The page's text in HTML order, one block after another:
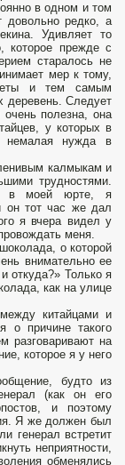
в одном и том
довольно редко, а
Удивляет то
которое прежде с
старалось не
мер к тому,
и тем самым
деревень. Следует
полезна, она
у которых в
немалая нужда в
калмыкам и
трудностями.
в моей юрте, я
он тот час же дал
я вчера видел у
меня.
о которой
внимательно ее
откуда?» Только я
как на улице
китайцами и
о причине такого
разговаривают на
которое я у него
будто из
(как он его
и поэтому
Я же должен был
генерал встретит
неприятности,
обменялись